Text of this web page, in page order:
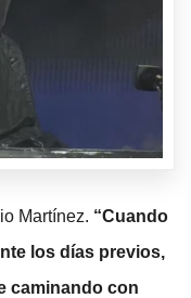
Martínez. “Cuando
los días previos,
caminando con